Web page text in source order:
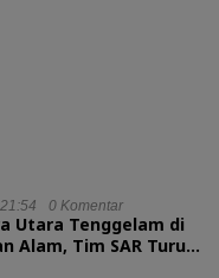
0 Komentar
Utara Tenggelam di
Alam, Tim SAR Turun